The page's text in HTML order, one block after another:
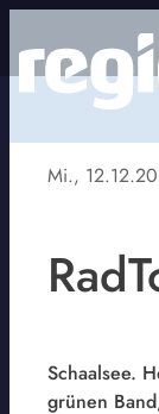
Mi.,
Schaalsee.
grünen